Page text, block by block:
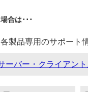
合は･･･
製品専用のサポート
ーバー・クライアン